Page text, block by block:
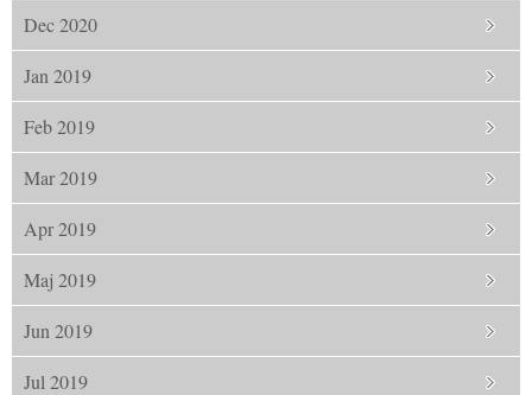
Dec 2020
Jan 2019
Feb 2019
Mar 2019
Apr 2019
Maj 2019
Jun 2019
Jul 2019